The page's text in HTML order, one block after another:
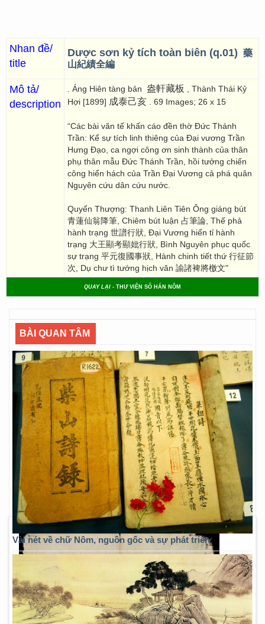
Nhan đề/
title
Dược sơn kỷ tích toàn biên (q.01) 藥
山紀績全編
Mô tả/
description
. Áng Hiên tàng bản 盎軒藏板
, Thành Thái Kỷ
Hợi [1899] 成泰己亥 . 69 Images; 26 x 15
“Các bài văn tế khấn cáo đền thờ Đức Thánh
Trần: Kể sự tích linh thiêng của Đại vương Trần
Hưng Đạo, ca ngợi công ơn sinh thành của thân
phụ thân mẫu Đức Thánh Trần, hồi tưởng chiến
công hiển hách của Trần Đại Vương cả phá quân
Nguyên cứu dân cứu nước.
Quyển Thượng: Thanh Liên Tiên Ông giáng bút
青蓮仙翁降筆, Chiêm bút luận 占筆論, Thế phả
hành trạng 世譜行狀, Đại Vương hiển tỉ hành
trạng 大王顯考顯妣行狀, Bình Nguyên phục quốc
sự trạng 平元復國事狀, Hành chinh tiết thứ 行征節
次, Dụ chư tì tướng hịch văn 諭諸裨將檄文"
QUAY LẠI - THƯ VIỆN SỐ HÁN NÔM
BÀI QUAN TÂM
Vài nét về chữ Nôm, nguồn gốc và sự phát triển